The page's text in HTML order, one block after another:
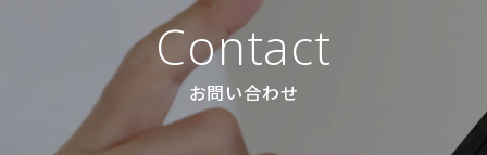
Contact
お問い合わせ